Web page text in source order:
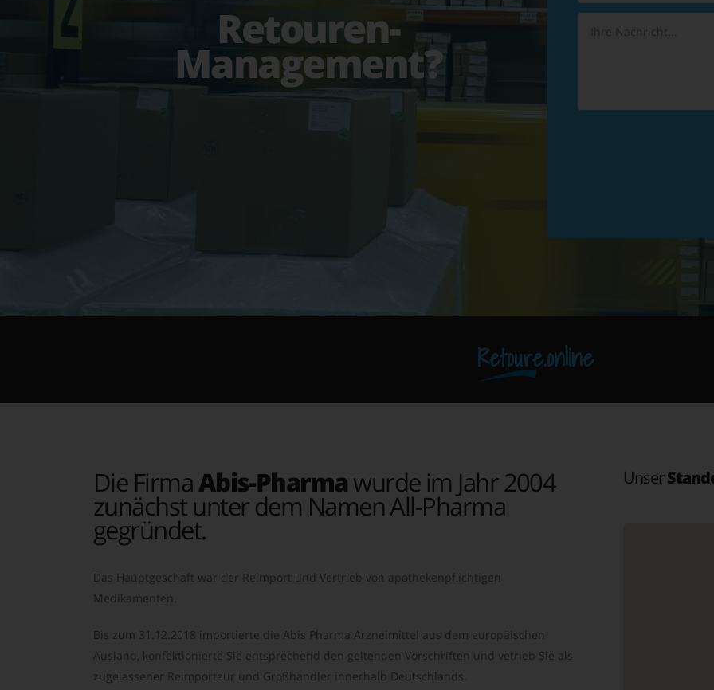
Retouren-
Management?
Retoure.online
Die FirmaAbis-Pharmawurde im Jahr 2004
zunächst unter dem Namen All-Pharma
gegründet.
Das Hauptgeschäft war der Reimport und Vertrieb von apothekenpflichtigen
Medikamenten.
Bis zum 31.12.2018 importierte die Abis Pharma Arzneimittel aus dem europäischen
Ausland, konfektionierte Sie entsprechend den geltenden Vorschriften und vetrieb Sie als
zugelassener Reimporteur und Großhändler innerhalb Deutschlands.
Unser